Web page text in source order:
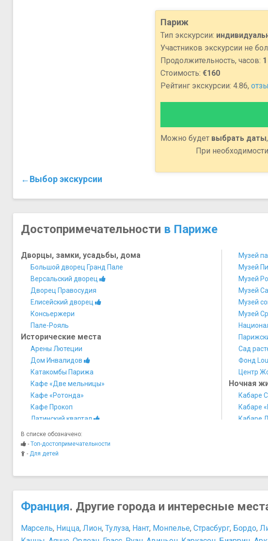
Париж
Тип экскурсии:
Участников экскурсии не
Продолжительность, часов: 1
Стоимость: €160
Рейтинг экскурсии: 4.86,
Можно будет выбрать даты
При
←Выбор экскурсии
Достопримечательности в Париже
Дворцы, замки, усадьбы, дома
Большой дворец Гранд Пале
Версальский дворец
Дворец Правосудия
Елисейский дворец
Консьержери
Пале-Рояль
Исторические места
Арены Лютеции
Дом Инвалидов
Катакомбы Парижа
Кафе «Две мельницы»
Кафе «Ротонда»
Кафе Прокоп
Латинский квартал
Монмартр
Остров Сите
Площадь Бастилии
Мост Архиепархии
Музеи
Город науки и техники
Дом-музей Оноре де Бальзака
Музей
Музей
Музей
Музей
Музей
Музей
Сад
Фонд
Центр
Ночная
Кабаре
Кабаре
Кабаре
Парки и
В списке обозначено:
- Топ-достопримечательности
- Для детей
Франция. Другие города и интересные
Марсель, Ницца, Лион, Тулуза, Нант, Монпелье, Страсбург, Бордо,